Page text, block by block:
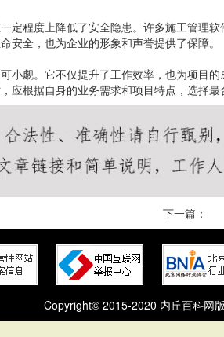
定程度上降低了安全隐患。许多施工管理
安全，也为企业的形象和声誉提供了保障。
小觑。它不仅提升了工作效率，也为项目
根据自身的业务需求和项目特点，选择最
下一篇：
Copyright© 2015-2020 内丘百科网